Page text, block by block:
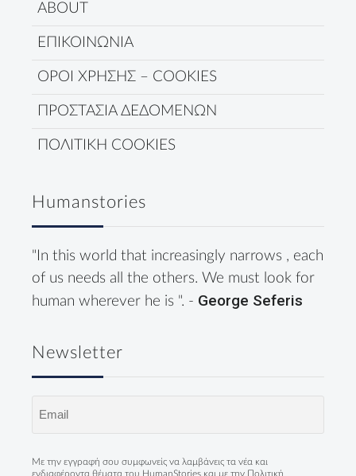
ABOUT
ΕΠΙΚΟΙΝΩΝΙΑ
ΟΡΟΙ ΧΡΗΣΗΣ – COOKIES
ΠΡΟΣΤΑΣΙΑ ΔΕΔΟΜΕΝΩΝ
ΠΟΛΙΤΙΚΗ COOKIES
Humanstories
"In this world that increasingly narrows , each
of us needs all the others. We must look for
human wherever he is ". - George Seferis
Newsletter
Με την εγγραφή σου συμφωνείς να λαμβάνεις τα νέα και
ενδιαφέροντα θέματα του HumanStories και με την Πολιτική